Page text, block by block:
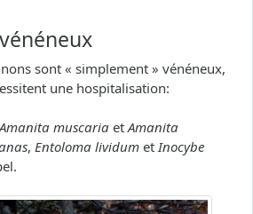
sont « simplement » vénéneux,
une hospitalisation:
Amanita muscaria etAmanita
, Entoloma lividum etInocybe